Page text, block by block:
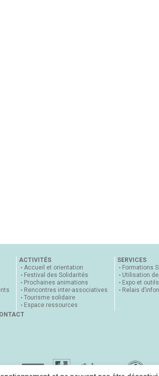
ACTIVITÉS
Accueil et orientation
Festival des Solidarités
Prochaines animations
Rencontres inter-associatives
Tourisme solidaire
Espace ressources
SERVICES
Formations
Utilisation
Expo et
Relais